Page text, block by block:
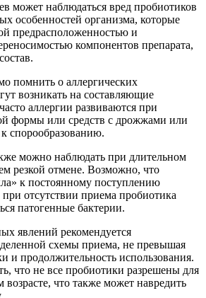
может наблюдаться вред пробиотиков
особенностей организма, которые
предрасположенностью и
компонентов препарата,
помнить о аллергических
возникать на составляющие
аллергии развиваются при
формы или средств с дрожжами или
спорообразованию.
можно наблюдать при длительном
резкой отмене. Возможно, что
к постоянному поступлению
отсутствии приема пробиотика
патогенные бактерии.
явлений рекомендуется
схемы приема, не превышая
и продолжительность использования.
что не все пробиотики разрешены для
возрасте, что также может навредить